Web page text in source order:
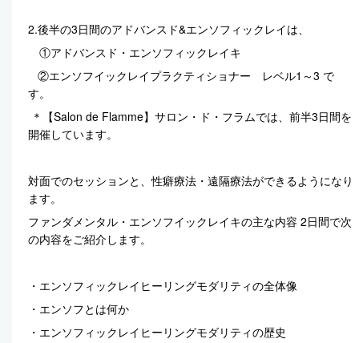
2.後半の3日間のアドバンスド&エンソフィックレイは、
①アドバンスド・エンソフィックレイキ
②エンソフイックレイプラクティショナー レベル1～3 で
す。
＊【Salon de Flamme】サロン・ド・フラムでは、前半3日間を
開催しています。
対面でのセッションと、性癖療法・遠隔療法ができるようになり
ます。
ファンダメンタル・エンソフイックレイキの主な内容 2日間で次
の内容をご紹介します。
・エンソフィックレイヒーリングモダリティの全体像
・エンソフとは何か
・エンソフィックレイヒーリングモダリティの歴史